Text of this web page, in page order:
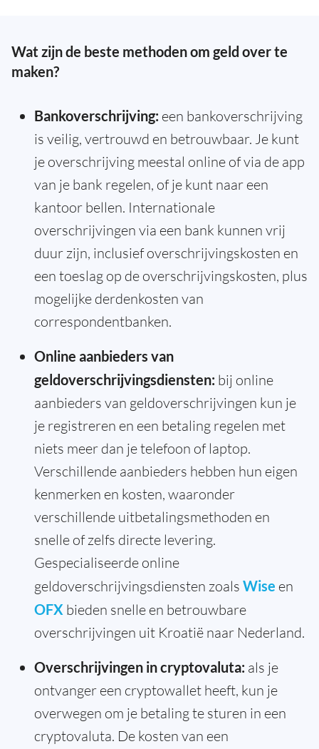
Wat zijn de beste methoden om geld over te
maken?
Bankoverschrijving: een bankoverschrijving
is veilig, vertrouwd en betrouwbaar. Je kunt
je overschrijving meestal online of via de app
van je bank regelen, of je kunt naar een
kantoor bellen. Internationale
overschrijvingen via een bank kunnen vrij
duur zijn, inclusief overschrijvingskosten en
een toeslag op de overschrijvingskosten, plus
mogelijke derdenkosten van
correspondentbanken.
Online aanbieders van
geldoverschrijvingsdiensten: bij online
aanbieders van geldoverschrijvingen kun je
je registreren en een betaling regelen met
niets meer dan je telefoon of laptop.
Verschillende aanbieders hebben hun eigen
kenmerken en kosten, waaronder
verschillende uitbetalingsmethoden en
snelle of zelfs directe levering.
Gespecialiseerde online
geldoverschrijvingsdiensten zoals Wise en
OFX bieden snelle en betrouwbare
overschrijvingen uit Kroatië naar Nederland.
Overschrijvingen in cryptovaluta: als je
ontvanger een cryptowallet heeft, kun je
overwegen om je betaling te sturen in een
cryptovaluta. De kosten van een